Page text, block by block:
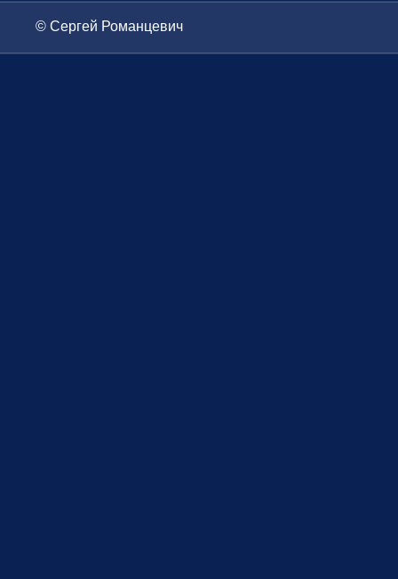
© Сергей Романцевич